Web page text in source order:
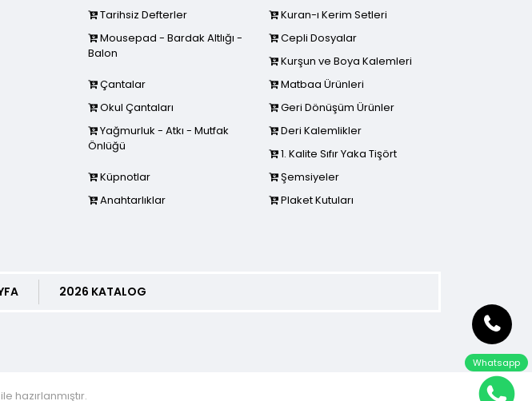
Whatsapp
Tarihsiz Defterler
Kuran-ı Kerim Setleri
Mousepad - Bardak Altlığı -
Balon
Cepli Dosyalar
Kurşun ve Boya Kalemleri
Çantalar
Matbaa Ürünleri
Okul Çantaları
Geri Dönüşüm Ürünler
Yağmurluk - Atkı - Mutfak
Önlüğü
Deri Kalemlikler
1. Kalite Sıfır Yaka Tişört
Küpnotlar
Şemsiyeler
Anahtarlıklar
Plaket Kutuları
2026 KATALOG
ile hazırlanmıştır.